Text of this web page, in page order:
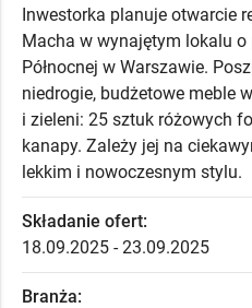
Inwestorka planuje otwarcie
Macha w wynajętym lokalu o
Północnej w Warszawie.
niedrogie, budżetowe meble
i zieleni: 25 sztuk różowych
kanapy. Zależy jej na
lekkim i nowoczesnym stylu.
Składanie ofert:
18.09.2025 - 23.09.2025
Branża: